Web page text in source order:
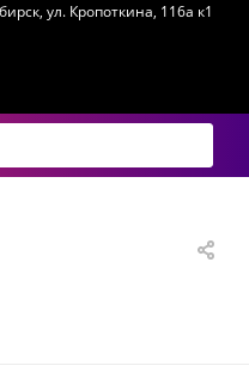
ул. Кропоткина, 116а к1